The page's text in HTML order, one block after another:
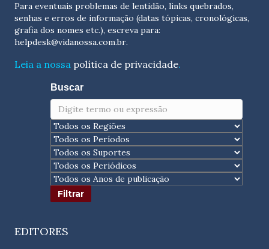
Para eventuais problemas de lentidão, links quebrados,
senhas e erros de informação (datas tópicas, cronológicas,
helpdesk@vidanossa.com.br.
Leia a nossa política de privacidade.
Buscar
EDITORES